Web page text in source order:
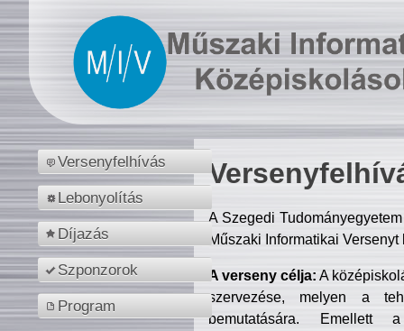
Versenyfelhívás
Lebonyolítás
Díjazás
Szponzorok
Program
A Szegedi
Műszaki Informatikai
A verseny célja: A
szervezése, melyen a
bemutatására. Emellett